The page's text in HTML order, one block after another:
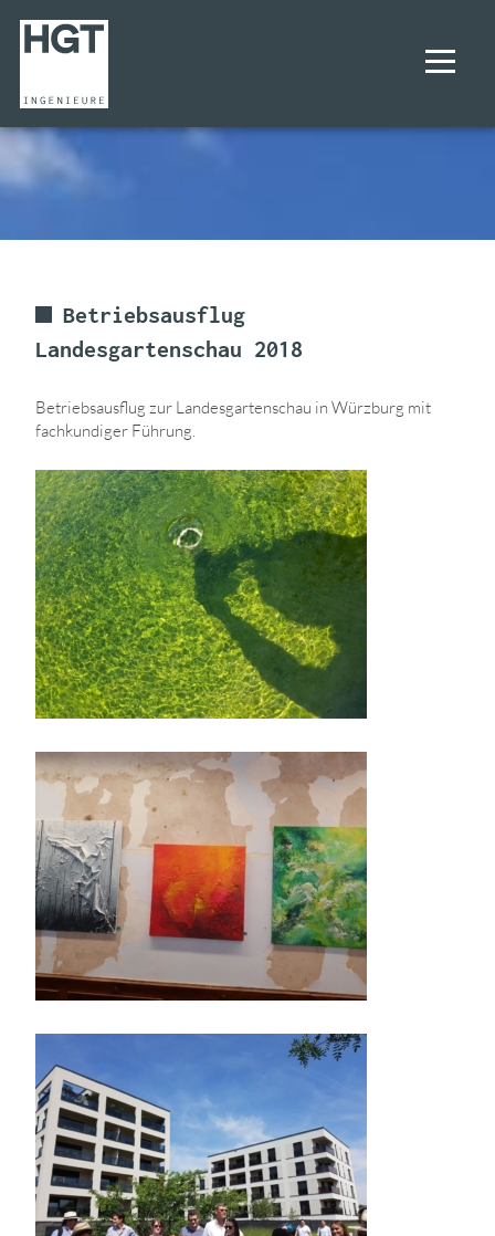
LEISTUNGEN
KARRIERE
KONTAKT
Betriebsausflug
Landesgartenschau 2018
Betriebsausflug zur Landesgartenschau in Würzburg mit
fachkundiger Führung.